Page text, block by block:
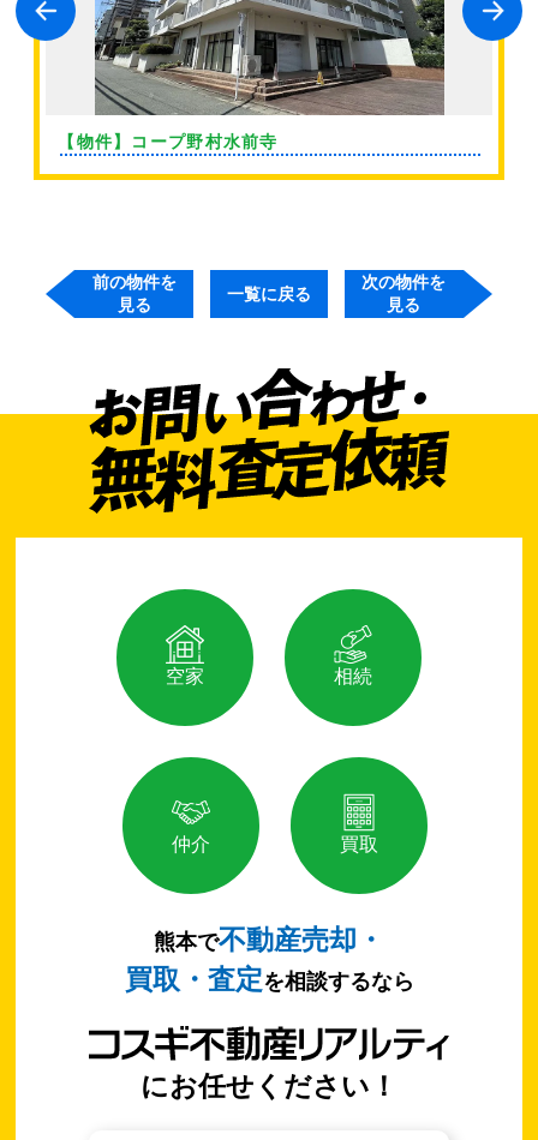
【物件】コープ野村水前寺
前の物件を
見る
一覧に戻る
次の物件を
見る
空家 相続
仲介 買取
熊本で不動産売却・
買取・査定を相談するなら
にお任せください！